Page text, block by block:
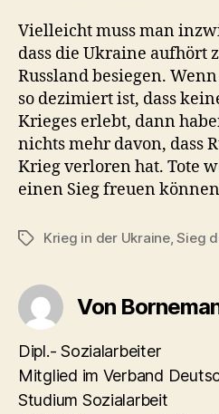
Vielleicht muss man
dass die Ukraine aufhört
Russland besiegen.
so dezimiert ist, dass
Krieges erlebt, dann
nichts mehr davon, dass
Krieg verloren hat. Tote
einen Sieg freuen
Schlagwörter
Krieg in der Ukraine,Sieg
Von
Dipl.- Sozialarbeiter
Mitglied im Verband
Studium Sozialarbeit